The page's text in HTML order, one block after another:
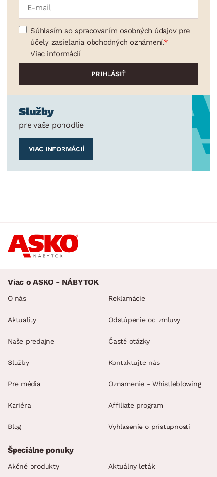
Súhlasím so spracovaním osobných údajov pre
účely zasielania obchodných oznámení.
Viac informácií
Služby
pre vaše pohodlie
VIAC INFORMÁCIÍ
Viac o ASKO - NÁBYTOK
O nás
Aktuality
Naše predajne
Služby
Pre média
Kariéra
Blog
Reklamácie
Odstúpenie od zmluvy
Časté otázky
Kontaktujte nás
Oznamenie - Whistleblowing
Affiliate program
Vyhlásenie o prístupnosti
Špeciálne ponuky
Akčné produkty Aktuálny leták